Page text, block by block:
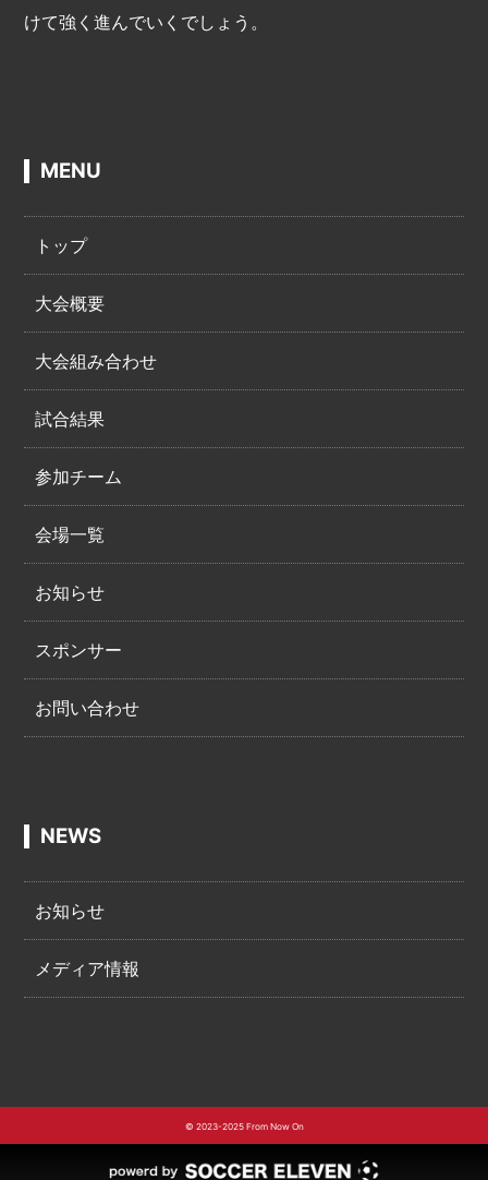
けて強く進んでいくでしょう。
MENU
トップ
大会概要
大会組み合わせ
試合結果
参加チーム
会場一覧
お知らせ
スポンサー
お問い合わせ
NEWS
お知らせ
メディア情報
© 2023-2025 From Now On